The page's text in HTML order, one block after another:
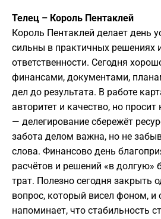
Телец – Король Пентаклей
Король Пентаклей делает день
сильны в практичных решениях
ответственности. Сегодня
финансами, документами,
дел до результата. В работе
авторитет и качество, но
— делегирование сбережёт
забота делом важна, но не
слова. Финансово день
расчётов и решений «в долгую»
трат. Полезно сегодня закрыть
вопрос, который висел фоном, и
напоминает, что стабильность